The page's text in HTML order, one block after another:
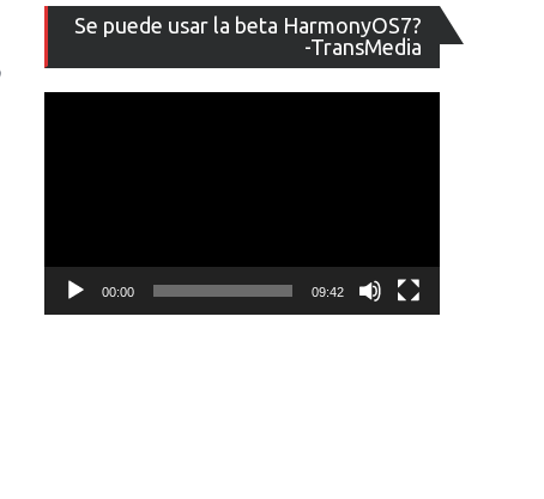
Se puede usar la beta HarmonyOS7?
-TransMedia
de
vídeo
00:00 09:42